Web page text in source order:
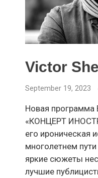
Victor
September 19, 2023
Новая программа
«КОНЦЕРТ
его ироническая
многолетнем
яркие сюжеты
лучшие